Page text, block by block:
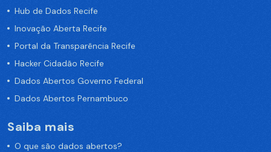
Hub de Dados Recife
Inovação Aberta Recife
Portal da Transparência Recife
Hacker Cidadão Recife
Dados Abertos Governo Federal
Dados Abertos Pernambuco
Saiba mais
O que são dados abertos?